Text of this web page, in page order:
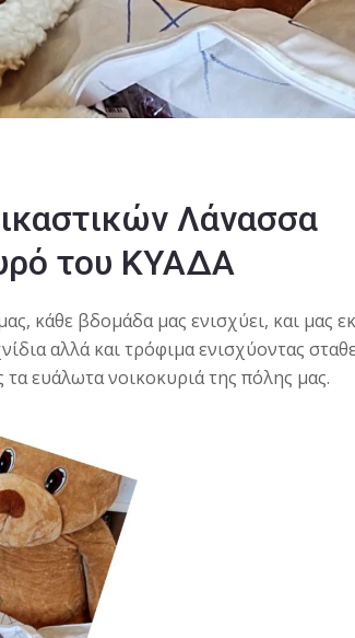
Λάνασσα
του ΚΥΑΔΑ
κάθε βδομάδα μας ενισχύει, και μας
αλλά και τρόφιμα ενισχύοντας
τα ευάλωτα νοικοκυριά της πόλης μας.